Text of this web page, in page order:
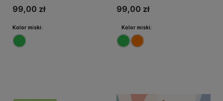
99,00 zł
Kolor miski:
99,00 zł
Kolor miski: